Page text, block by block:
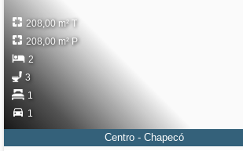
208,00 m² T
208,00 m² P
2
3
1
1
Centro - Chapecó